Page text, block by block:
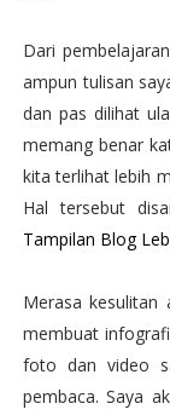
Dari
ampun tulisan
dan pas dilihat
memang benar
kita terlihat lebih
Hal tersebut
Tampilan Blog
Merasa kesulitan
membuat
foto dan video
pembaca. Saya